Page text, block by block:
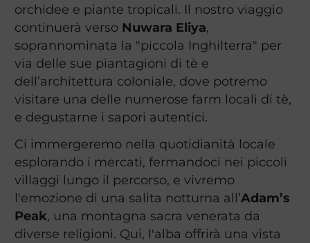
orchidee e piante tropicali. Il nostro viaggio
continuerà verso Nuwara Eliya,
soprannominata la "piccola Inghilterra" per
via delle sue piantagioni di tè e
dell’architettura coloniale, dove potremo
visitare una delle numerose farm locali di tè,
e degustarne i sapori autentici.
Ci immergeremo nella quotidianità locale
esplorando i mercati, fermandoci nei piccoli
villaggi lungo il percorso, e vivremo
l'emozione di una salita notturna all’Adam’s
Peak, una montagna sacra venerata da
diverse religioni. Qui, l'alba offrirà una vista